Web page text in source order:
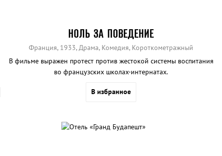
НОЛЬ ЗА ПОВЕДЕНИЕ
Франция, 1933, Драма, Комедия, Короткометражный
В фильме выражен протест против жестокой системы воспитания
во французских школах-интернатах.
В избранное